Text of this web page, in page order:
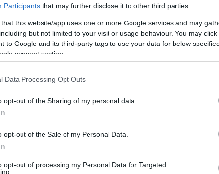
Participants that may further disclose it to other third parties.
that this website/app uses one or more Google services and may
but not limited to your visit or usage behaviour. You may
to Google and its third-party tags to use your data for below
consent section.
Data Processing Opt Outs
opt-out of the Sharing of my personal data.
opt-out of the Sale of my Personal Data.
opt-out of processing my Personal Data for Targeted
in Tedna kulturne dediščine –Zidovi naše
zapis v kamnu, jeklu, zgodbah in ljudeh. Govori o
Meži. Zidovi niso le nemi pričevalci – so spomini, ki nas
po bogati kulturni dediščini.